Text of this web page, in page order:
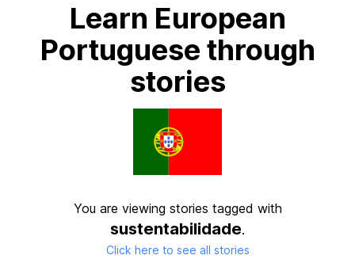
Learn European
Portuguese through
stories
You are viewing stories tagged with
sustentabilidade.
Click here to see all stories